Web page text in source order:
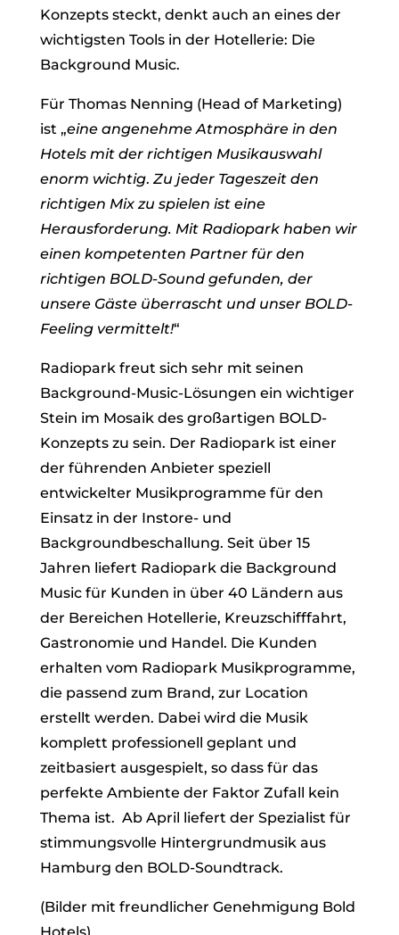
Konzepts steckt, denkt auch an eines der
wichtigsten Tools in der Hotellerie: Die
Background Music.
Für Thomas Nenning (Head of Marketing)
ist „eine angenehme Atmosphäre in den
Hotels mit der richtigen Musikauswahl
enorm wichtig. Zu jeder Tageszeit den
richtigen Mix zu spielen ist eine
Herausforderung. Mit Radiopark haben wir
einen kompetenten Partner für den
richtigen BOLD-Sound gefunden, der
unsere Gäste überrascht und unser BOLD-
Feeling vermittelt!“
Radiopark freut sich sehr mit seinen
Background-Music-Lösungen ein wichtiger
Stein im Mosaik des großartigen BOLD-
Konzepts zu sein. Der Radiopark ist einer
der führenden Anbieter speziell
entwickelter Musikprogramme für den
Einsatz in der Instore- und
Backgroundbeschallung. Seit über 15
Jahren liefert Radiopark die Background
Music für Kunden in über 40 Ländern aus
der Bereichen Hotellerie, Kreuzschifffahrt,
Gastronomie und Handel. Die Kunden
erhalten vom Radiopark Musikprogramme,
die passend zum Brand, zur Location
erstellt werden. Dabei wird die Musik
komplett professionell geplant und
zeitbasiert ausgespielt, so dass für das
perfekte Ambiente der Faktor Zufall kein
Thema ist. Ab April liefert der Spezialist für
stimmungsvolle Hintergrundmusik aus
Hamburg den BOLD-Soundtrack.
(Bilder mit freundlicher Genehmigung Bold